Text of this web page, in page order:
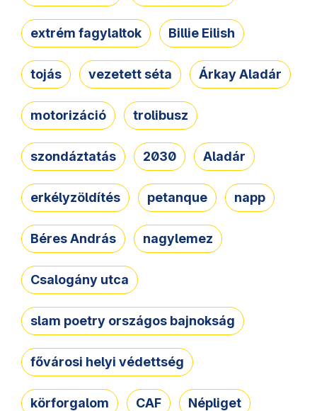
extrém fagylaltok Billie Eilish
tojás vezetett séta Árkay Aladár
motorizáció trolibusz
szondáztatás 2030 Aladár
erkélyzöldítés petanque napp
Béres András nagylemez
Csalogány utca
slam poetry országos bajnokság
fővárosi helyi védettség
körforgalom CAF Népliget